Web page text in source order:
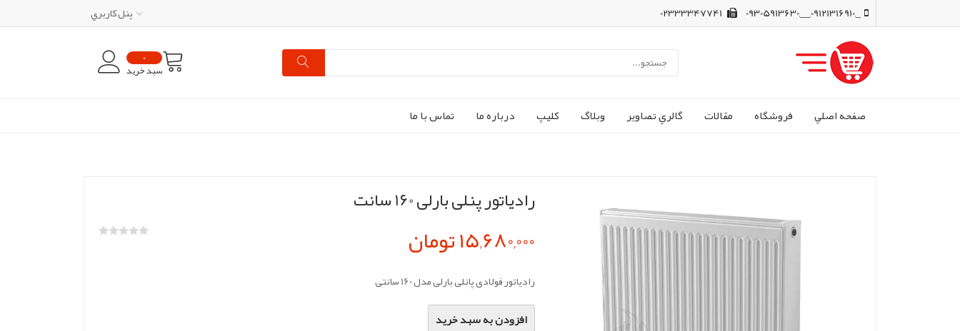
_,09121316910,__,09305913630 پنل کاربري
0
سبد خرید
صفحه اصلي فروشگاه مقالات گالري تصاوير وبلاگ کليپ درباره ما تماس با ما
رادیاتور پنلی بارلی 160 سانت
15,680,000 تومان
رادیاتور فولادی پانلی بارلی مدل 160 سانتی
افزودن به سبد خرید